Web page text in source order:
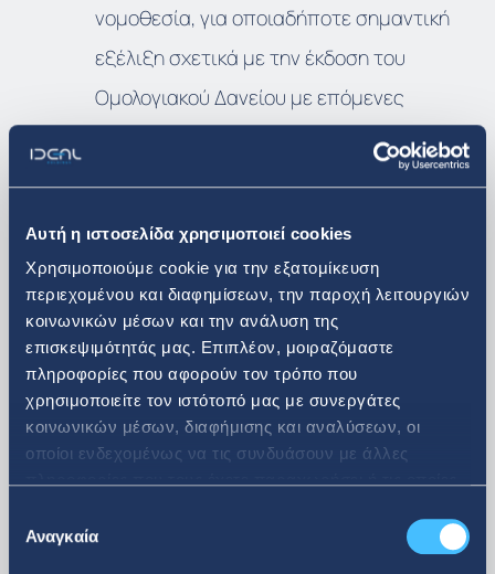
Αυτή η ιστοσελίδα χρησιμοποιεί cookies
Χρησιμοποιούμε cookie για την εξατομίκευση
περιεχομένου και διαφημίσεων, την παροχή λειτουργιών
κοινωνικών μέσων και την ανάλυση της
επισκεψιμότητάς μας. Επιπλέον, μοιραζόμαστε
πληροφορίες που αφορούν τον τρόπο που
χρησιμοποιείτε τον ιστότοπό μας με συνεργάτες
κοινωνικών μέσων, διαφήμισης και αναλύσεων, οι
οποίοι ενδεχομένως να τις συνδυάσουν με άλλες
των υπηρεσιών τους.
συγκατάθεσης
Αναγκαία
νομοθεσία, για οποιαδήποτε σημαντική
εξέλιξη σχετικά με την έκδοση του
Ομολογιακού Δανείου με επόμενες
Αθήνα, 28 Νοεμβρίου 2023
Το Διοικητικό Συμβούλιο
Δείτε περισσότερα